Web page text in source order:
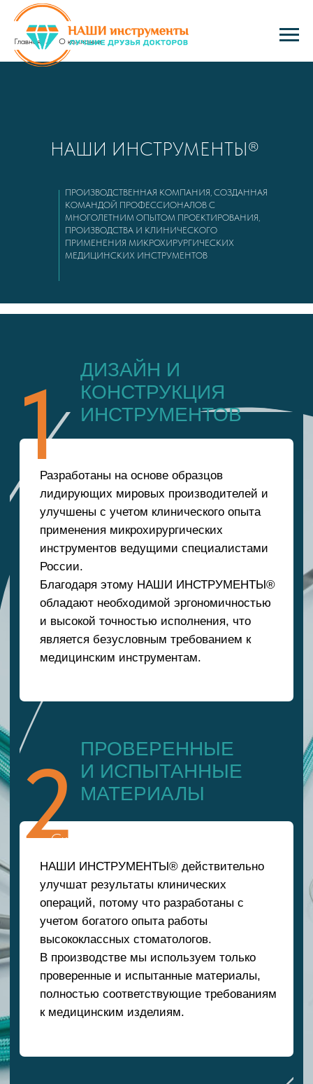
Главная → О компании
НАШИ ИНСТРУМЕНТЫ®
ПРОИЗВОДСТВЕННАЯ КОМПАНИЯ, СОЗДАННАЯ
КОМАНДОЙ ПРОФЕССИОНАЛОВ С
МНОГОЛЕТНИМ ОПЫТОМ ПРОЕКТИРОВАНИЯ,
ПРОИЗВОДСТВА И КЛИНИЧЕСКОГО
ПРИМЕНЕНИЯ МИКРОХИРУРГИЧЕСКИХ
МЕДИЦИНСКИХ ИНСТРУМЕНТОВ
ДИЗАЙН И
КОНСТРУКЦИЯ
КОНТРОЛЬ
КАЧЕСТВА
АССОРТИМЕНТ
ПРОДУКЦИИ
1
улучшены с учетом клинического опыта
применения микрохирургических
инструментов ведущими специалистами
России.
Благодаря этому НАШИ ИНСТРУМЕНТЫ®
обладают необходимой эргономичностью
является безусловным требованием к
медицинским инструментам.
3
инструмент с учетом индивидуальной
специалиста.
Можем изготовить именные инструменты.
4
ПРОВЕРЕННЫЕ
И ИСПЫТАННЫЕ
МАТЕРИАЛЫ
НАШИ ИНСТРУМЕНТЫ® действительно
операций, потому что разработаны с
учетом богатого опыта работы
полностью соответствующие требованиям
к медицинским изделиям.
2
Скачать каталог